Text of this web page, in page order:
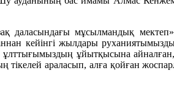
даласындағы мұсылмандық
кейінгі жылдары
ұйытқысына айналған,
араласып, алға қойған